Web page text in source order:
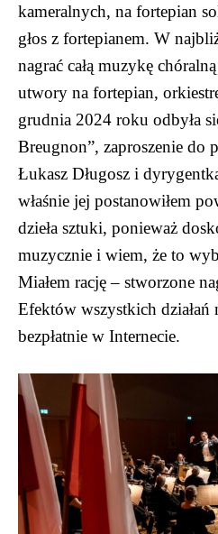
kameralnych, na fortepian
głos z fortepianem. W
nagrać całą muzykę
utwory na fortepian,
grudnia 2024 roku odbyła
Breugnon”, zaproszenie do
Łukasz Długosz i
właśnie jej postanowiłem
dzieła sztuki, ponieważ
muzycznie i wiem, że to
Miałem rację – stworzone
Efektów wszystkich działań
bezpłatnie w Internecie.